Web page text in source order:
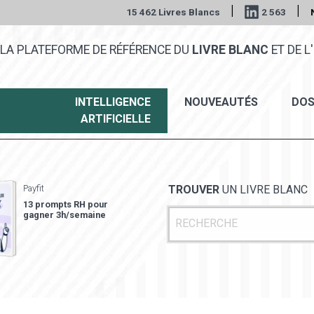
15 462 Livres Blancs | 2 563 |
LA PLATEFORME DE RÉFÉRENCE DU LIVRE BLANC ET DE L'
INTELLIGENCE
ARTIFICIELLE
NOUVEAUTÉS
Payfit
13 prompts RH pour
gagner 3h/semaine
TROUVER UN LIVRE BLANC